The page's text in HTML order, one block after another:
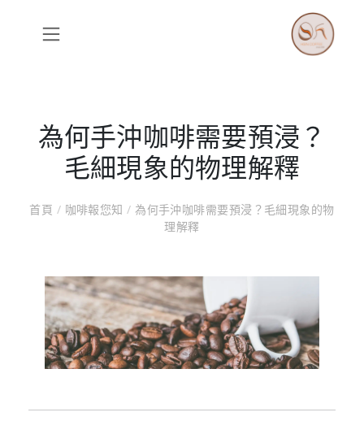
為何手沖咖啡需要預浸？
毛細現象的物理解釋
首頁 / 咖啡報您知/ 為何手沖咖啡需要預浸？毛細現象的物
理解釋